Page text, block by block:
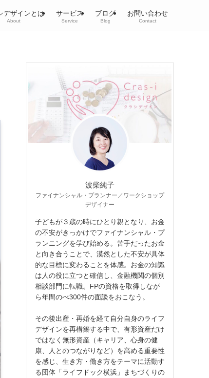
デザインとは
About
サービス
Service
ブログ
Blog
お問い合わせ
Contact
波柴純子
ファイナンシャル・プランナー／ワークショップ
デザイナー
子どもが３歳の時にひとり親となり、お金
の不安がきっかけでファイナンシャル・プ
ランニングを学び始める。苦手だったお金
と向き合うことで、漠然とした不安が具体
的な目標に変わることを体感。お金の知識
は人の役に立つと確信し、金融機関の個別
相談部門に転職。FPの資格を取得しなが
ら年間のべ300件の面談をおこなう。
その後出産・再婚を経て自分自身のライフ
デザインを再構築する中で、有形資産だけ
ではなく無形資産（キャリア、心身の健
康、人とのつながりなど）を高める重要性
を感じ、生き方・働き方をテーマに活動す
る団体「ライフドック横浜」まちづくりの